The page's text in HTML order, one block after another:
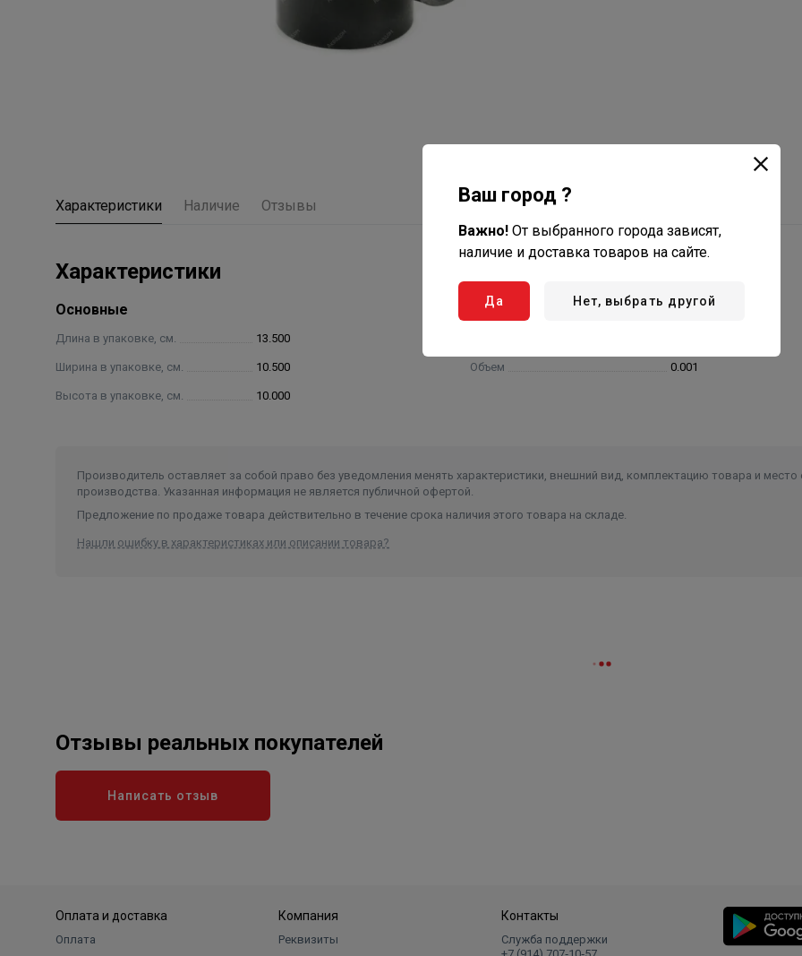
Характеристики Наличие Отзывы
Характеристики
Основные
Длина в упаковке, см. 13.500
Ширина в упаковке, см. 10.500
Высота в упаковке, см. 10.000
Объем 0.001
Производитель оставляет за собой право без уведомления менять характеристики, внешний вид, комплектацию товара и место
производства. Указанная информация не является публичной офертой.
Предложение по продаже товара действительно в течение срока наличия этого товара на складе.
Нашли ошибку в характеристиках или описании товара?
Отзывы реальных покупателей
Написать отзыв
Оплата и доставка
Оплата
Компания
Реквизиты
Контакты
Служба поддержки
Ваш город ?
Важно! От выбранного города зависят,
наличие и доставка товаров на сайте.
Да Нет, выбрать другой